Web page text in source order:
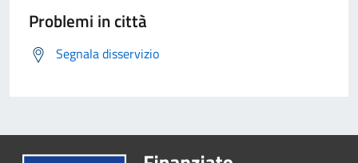
Problemi in città
Segnala disservizio